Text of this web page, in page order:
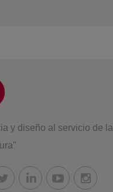
y diseño al servicio de la